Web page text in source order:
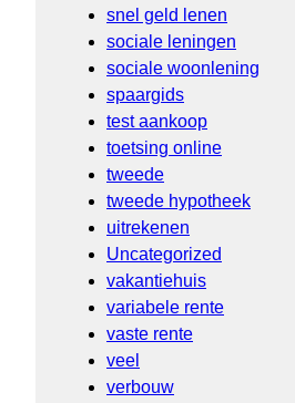
snel geld lenen
sociale leningen
sociale woonlening
spaargids
test aankoop
toetsing online
tweede
tweede hypotheek
uitrekenen
Uncategorized
vakantiehuis
variabele rente
vaste rente
veel
verbouw